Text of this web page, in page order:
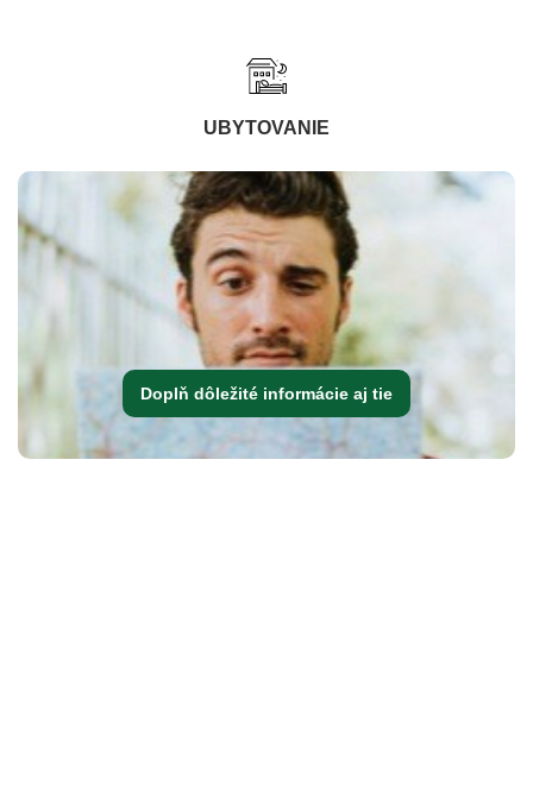
UBYTOVANIE
Doplň dôležité informácie aj tie